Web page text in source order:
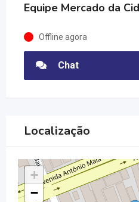
Equipe Mercado da
Offline agora
Chat
Localização
+
−